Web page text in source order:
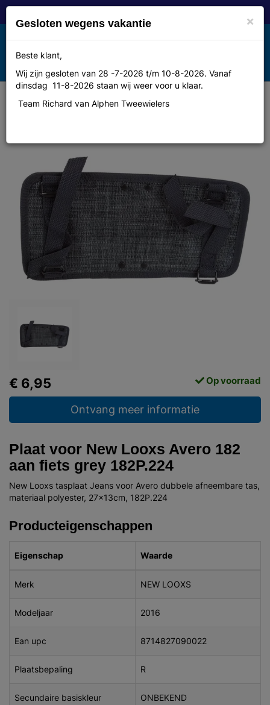
Toggle
navigation
MENU
Plaat voor New Looxs Avero 182
€ 6,95 Op voorraad
Ontvang meer informatie
Plaat voor New Looxs Avero 182
aan fiets grey 182P.224
New Looxs tasplaat Jeans voor Avero dubbele afneembare tas,
materiaal polyester, 27x13cm, 182P.224
Producteigenschappen
Eigenschap Waarde
Merk NEW LOOXS
Modeljaar 2016
Ean upc 8714827090022
Plaatsbepaling R
Secundaire basiskleur ONBEKEND
×
Gesloten wegens vakantie
Beste klant,
Wij zijn gesloten van 28 -7-2026 t/m 10-8-2026. Vanaf
dinsdag 11-8-2026 staan wij weer voor u klaar.
Team Richard van Alphen Tweewielers